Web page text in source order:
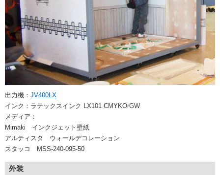
出力機： JV400LX
インク：ラテックスインク LX101 CMYKOrGW
メディア：
Mimaki インクジェット壁紙
アルティスタ ウォールデコレーション
スタッコ MSS-240-095-50
外装